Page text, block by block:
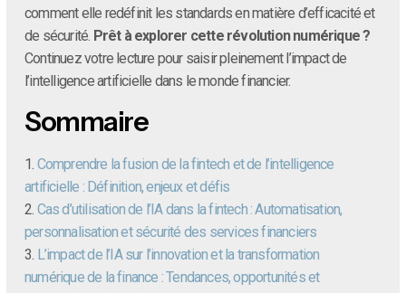
comment elle redéfinit les standards en matière d’efficacité et
de sécurité. Prêt à explorer cette révolution numérique ?
Continuez votre lecture pour saisir pleinement l’impact de
l’intelligence artificielle dans le monde financier.
Sommaire
1. Comprendre la fusion de la fintech et de l’intelligence
artificielle : Définition, enjeux et défis
2. Cas d’utilisation de l’IA dans la fintech : Automatisation,
personnalisation et sécurité des services financiers
3. L’impact de l’IA sur l’innovation et la transformation
numérique de la finance : Tendances, opportunités et